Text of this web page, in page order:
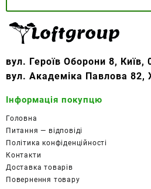
вул. Героїв Оборони 8, Київ,
вул. Академіка Павлова 82,
Інформація покупцю
Головна
Питання — відповіді
Політика конфіденційності
Контакти
Доставка товарів
Повернення товару